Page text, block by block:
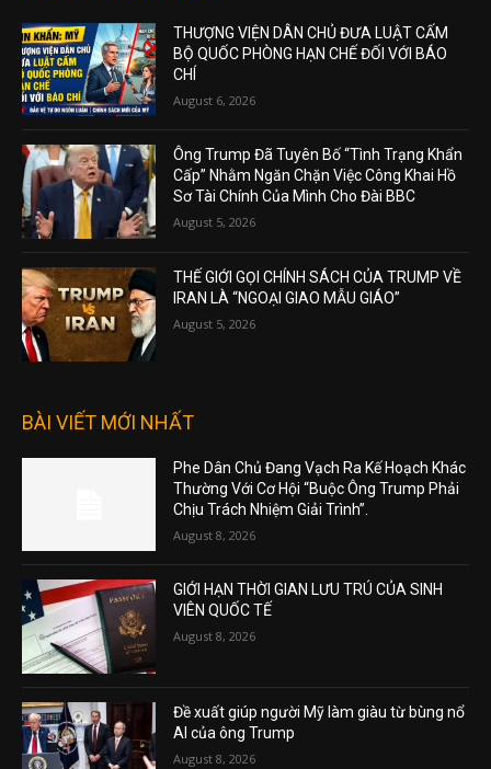
THƯỢNG VIỆN DÂN CHỦ ĐƯA LUẬT CẤM
BỘ QUỐC PHÒNG HẠN CHẾ ĐỐI VỚI BÁO
CHÍ
August 6, 2026
Ông Trump Đã Tuyên Bố “Tình Trạng Khẩn
Cấp” Nhằm Ngăn Chặn Việc Công Khai Hồ
Sơ Tài Chính Của Mình Cho Đài BBC
August 5, 2026
THẾ GIỚI GỌI CHÍNH SÁCH CỦA TRUMP VỀ
IRAN LÀ “NGOẠI GIAO MẪU GIÁO”
August 5, 2026
BÀI VIẾT MỚI NHẤT
Phe Dân Chủ Đang Vạch Ra Kế Hoạch Khác
Thường Với Cơ Hội “Buộc Ông Trump Phải
Chịu Trách Nhiệm Giải Trình”.
August 8, 2026
GIỚI HẠN THỜI GIAN LƯU TRÚ CỦA SINH
VIÊN QUỐC TẾ
August 8, 2026
Đề xuất giúp người Mỹ làm giàu từ bùng nổ
AI của ông Trump
August 8, 2026